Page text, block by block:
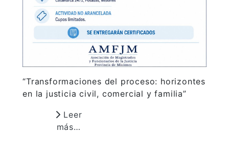
“Transformaciones del proceso: horizontes
en la justicia civil, comercial y familia”
Leer
más…